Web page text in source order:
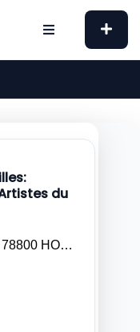
du
18 Impasse Marie Louise 78800 HOUILLES